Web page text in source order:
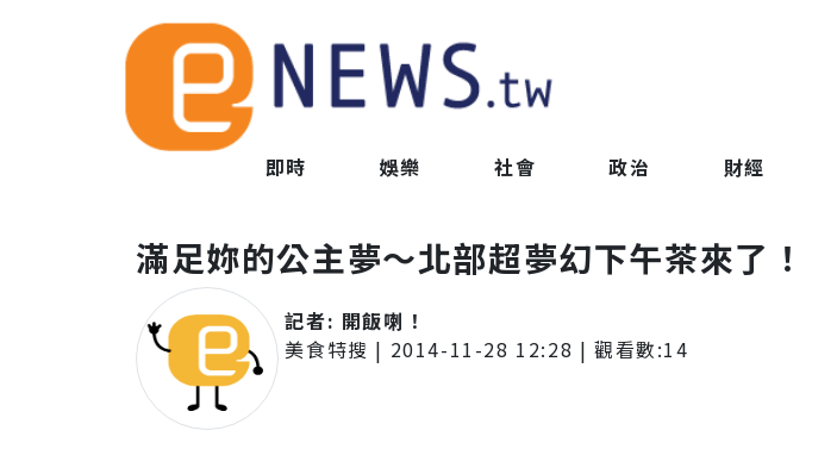
即時 娛樂 社會 政治 財經
滿足妳的公主夢～北部超夢幻下午茶來了！
記者: 開飯喇！
美食特搜 | 2014-11-28 12:28 | 觀看數:14